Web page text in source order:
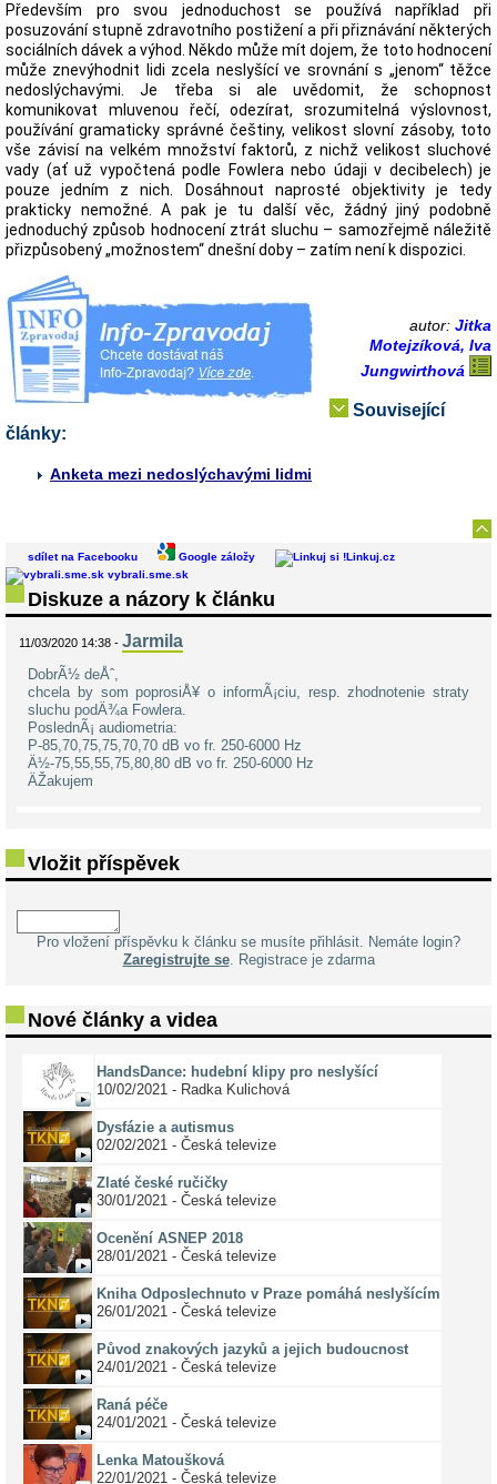
Především pro svou jednoduchost se používá například při
posuzování stupně zdravotního postižení a při přiznávání některých
sociálních dávek a výhod. Někdo může mít dojem, že toto hodnocení
může znevýhodnit lidi zcela neslyšící ve srovnání s „jenom“ těžce
nedoslýchavými. Je třeba si ale uvědomit, že schopnost
komunikovat mluvenou řečí, odezírat, srozumitelná výslovnost,
používání gramaticky správné češtiny, velikost slovní zásoby, toto
vše závisí na velkém množství faktorů, z nichž velikost sluchové
vady (ať už vypočtená podle Fowlera nebo údaji v decibelech) je
pouze jedním z nich. Dosáhnout naprosté objektivity je tedy
prakticky nemožné. A pak je tu další věc, žádný jiný podobně
jednoduchý způsob hodnocení ztrát sluchu – samozřejmě náležitě
přizpůsobený „možnostem“ dnešní doby – zatím není k dispozici.
autor: Jitka
Motejzíková, Iva
Jungwirthová
Související
články:
Anketa mezi nedoslýchavými lidmi
sdílet na Facebooku Google záložy
Linkuj.cz
vybrali.sme.sk
Diskuze a názory k článku
11/03/2020 14:38 - Jarmila
DobrÃ½ deÅˆ,
chcela by som poprosiÅ¥ o informÃ¡ciu, resp. zhodnotenie straty
sluchu podÄ¾a Fowlera.
PoslednÃ¡ audiometria:
P-85,70,75,75,70,70 dB vo fr. 250-6000 Hz
Ä½-75,55,55,75,80,80 dB vo fr. 250-6000 Hz
ÄŽakujem
Vložit příspěvek
Pro vložení příspěvku k článku se musíte přihlásit. Nemáte login?
Zaregistrujte se. Registrace je zdarma
Nové články a videa
HandsDance: hudební klipy pro neslyšící
10/02/2021 - Radka Kulichová
Dysfázie a autismus
02/02/2021 - Česká televize
Zlaté české ručičky
30/01/2021 - Česká televize
Ocenění ASNEP 2018
28/01/2021 - Česká televize
Kniha Odposlechnuto v Praze pomáhá neslyšícím
26/01/2021 - Česká televize
Původ znakových jazyků a jejich budoucnost
24/01/2021 - Česká televize
Raná péče
24/01/2021 - Česká televize
Lenka Matoušková
22/01/2021 - Česká televize